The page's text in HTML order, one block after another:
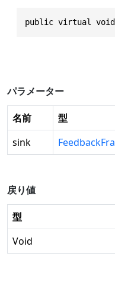
public virtual void
パラメーター
名前 型
sink
戻り値
型
Void